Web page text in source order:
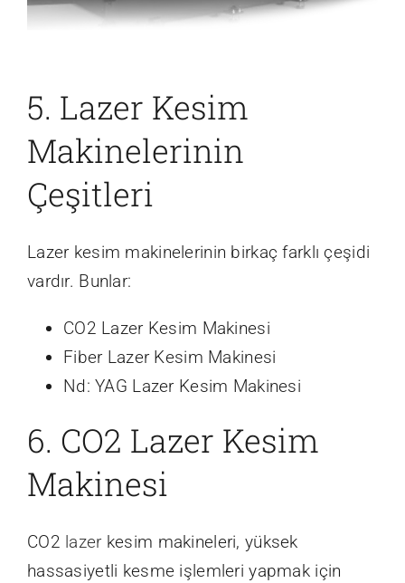
5. Lazer Kesim
Makinelerinin
Çeşitleri
Lazer kesim makinelerinin birkaç farklı çeşidi
vardır. Bunlar:
CO2 Lazer Kesim Makinesi
Fiber Lazer Kesim Makinesi
Nd: YAG Lazer Kesim Makinesi
6. CO2 Lazer Kesim
Makinesi
CO2 lazer kesim makineleri, yüksek
hassasiyetli kesme işlemleri yapmak için